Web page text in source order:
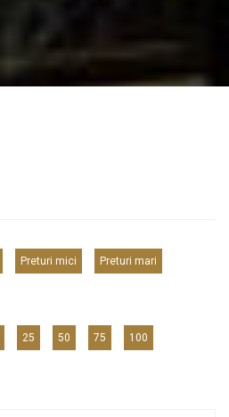
Preturi mici Preturi mari
25 50 75 100